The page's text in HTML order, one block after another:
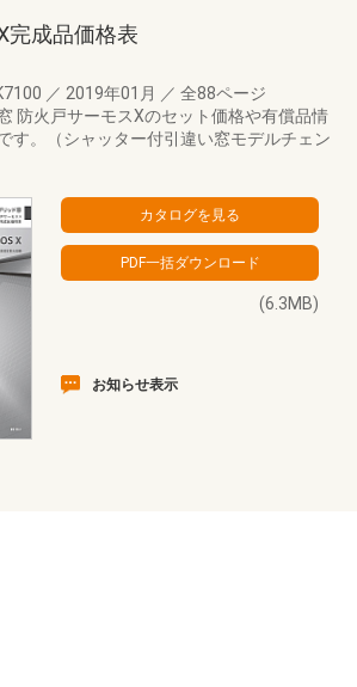
完成品価格表
／ 2019年01月 ／ 全88ページ
防火戸サーモスXのセット価格や有償品情
す。（シャッター付引違い窓モデルチェン
(6.3MB)
お知らせ表示